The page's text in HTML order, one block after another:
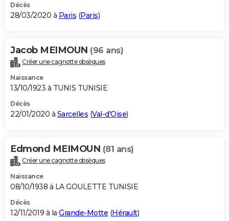
Décès
28/03/2020 à Paris (Paris)
Jacob MEIMOUN (96 ans)
Créer une cagnotte obsèques
Naissance
13/10/1923 à TUNIS TUNISIE
Décès
22/01/2020 à Sarcelles (Val-d'Oise)
Edmond MEIMOUN (81 ans)
Créer une cagnotte obsèques
Naissance
08/10/1938 à LA GOULETTE TUNISIE
Décès
12/11/2019 à la Grande-Motte (Hérault)